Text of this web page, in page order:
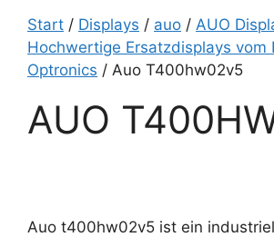
Start / Displays / auo / AUO
Hochwertige Ersatzdisplays vom
Optronics / Auo T400hw02v5
AUO
Auo t400hw02v5 ist ein